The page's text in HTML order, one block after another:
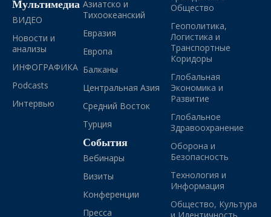
Мультимедиа
ВИДЕО
Новости и
анализы
ИНФОГРАФИКА
Podcasts
Интервью
Азиатско и
Тихоокеанский
Евразия
Европа
Балканы
Центральная Азия
Средний Восток
Турция
События
Вебинары
Визиты
Конференции
Пресса
Общество
Геополитика,
Логистика и
Транспортные
Коридоры
Глобальная
Экономика и
Развитие
Глобальное
Здравоохранение
Оборона и
Безопасность
Технология и
Информация
Общество, Культура